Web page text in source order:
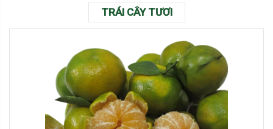
TRÁI CÂY TƯƠI